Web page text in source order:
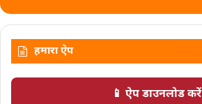
हमारा ऐप
📱 ऐप डाउनलोड करें